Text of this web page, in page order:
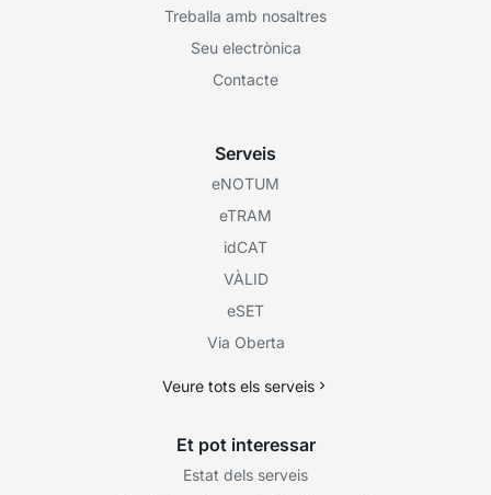
Treballa amb nosaltres
Seu electrònica
Contacte
Serveis
eNOTUM
eTRAM
idCAT
VÀLID
eSET
Via Oberta
Veure tots els serveis
Et pot interessar
Estat dels serveis